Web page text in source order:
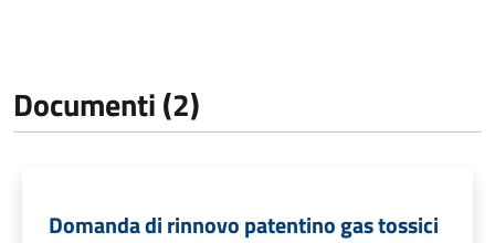
Documenti (2)
Domanda di rinnovo patentino gas tossici